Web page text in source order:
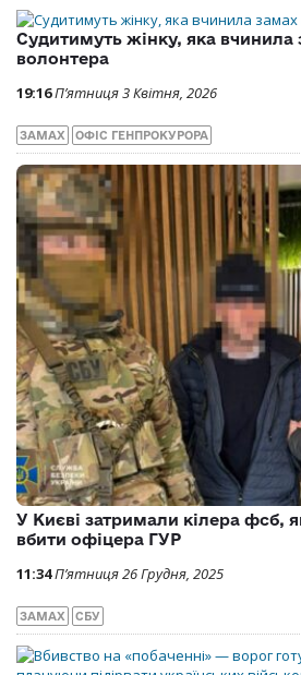
Судитимуть жінку, яка вчинила
волонтера
19:16П’ятниця 3 Квітня, 2026
ЗАМАХ ОФІС ГЕНПРОКУРОРА
У Києві затримали кілера фсб,
вбити офіцера ГУР
11:34П’ятниця 26 Грудня, 2025
ЗАМАХ СБУ